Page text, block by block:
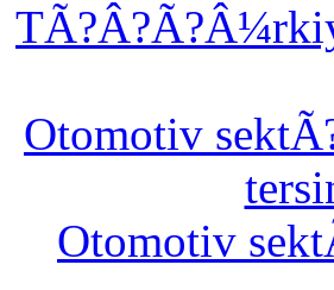
Otomotiv
Otomotiv